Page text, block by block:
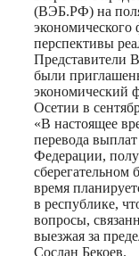
(ВЭБ.РФ) на
экономического
перспективы
Представители
были
экономический
Осетии в
«В настоящее
перевода
Федерации,
время
в республике,
вопросы,
выезжая за
Сослан Бекоев.